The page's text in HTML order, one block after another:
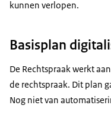
kunnen verlopen.
Basisplan
De Rechtspraak werkt
de rechtspraak. Dit plan
Nog niet van